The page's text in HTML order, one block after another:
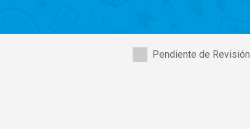
Pendiente de Revisión